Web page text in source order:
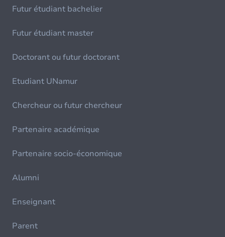
Futur étudiant bachelier
Futur étudiant master
Doctorant ou futur doctorant
Etudiant UNamur
Chercheur ou futur chercheur
Partenaire académique
Partenaire socio-économique
Alumni
Enseignant
Parent